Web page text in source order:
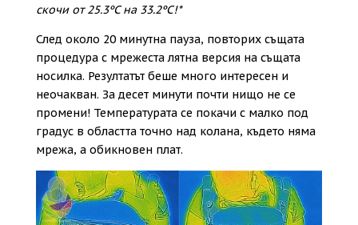
скочи от 25.3ºC на 33.2ºC!*
След около 20 минутна пауза, повторих същата
процедура с мрежеста лятна версия на същата
носилка. Резултатът беше много интересен и
неочакван. За десет минути почти нищо не се
промени! Температурата се покачи с малко под
градус в областта точно над колана, където няма
мрежа, а обикновен плат.